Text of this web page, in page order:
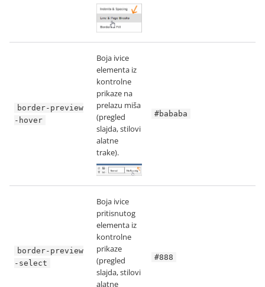
border-preview
-hover
Boja ivice
elementa iz
kontrolne
prikaze na
prelazu miša
(pregled
slajda, stilovi
alatne
trake).
#bababa
border-preview
-select
Boja ivice
pritisnutog
elementa iz
kontrolne
prikaze
(pregled
slajda, stilovi
alatne
#888